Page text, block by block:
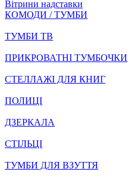
Вітрини надставки
КОМОДИ / ТУМБИ
ТУМБИ ТВ
ПРИКРОВАТНІ ТУМБОЧКИ
СТЕЛЛАЖІ ДЛЯ КНИГ
ПОЛИЦІ
ДЗЕРКАЛА
СТІЛЬЦI
ТУМБИ ДЛЯ ВЗУТТЯ